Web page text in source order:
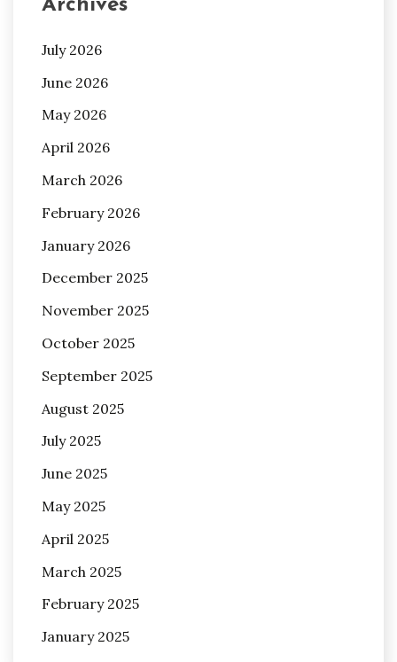
Archives
July 2026
June 2026
May 2026
April 2026
March 2026
February 2026
January 2026
December 2025
November 2025
October 2025
September 2025
August 2025
July 2025
June 2025
May 2025
April 2025
March 2025
February 2025
January 2025